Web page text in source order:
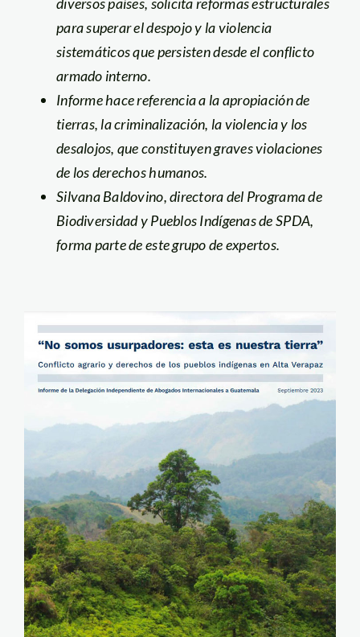
para superar el despojo y la violencia
sistemáticos que persisten desde el conflicto
armado interno.
Informe hace referencia a la apropiación de
tierras, la criminalización, la violencia y los
desalojos, que constituyen graves violaciones
de los derechos humanos.
Silvana Baldovino, directora del Programa de
Biodiversidad y Pueblos Indígenas de SPDA,
forma parte de este grupo de expertos.